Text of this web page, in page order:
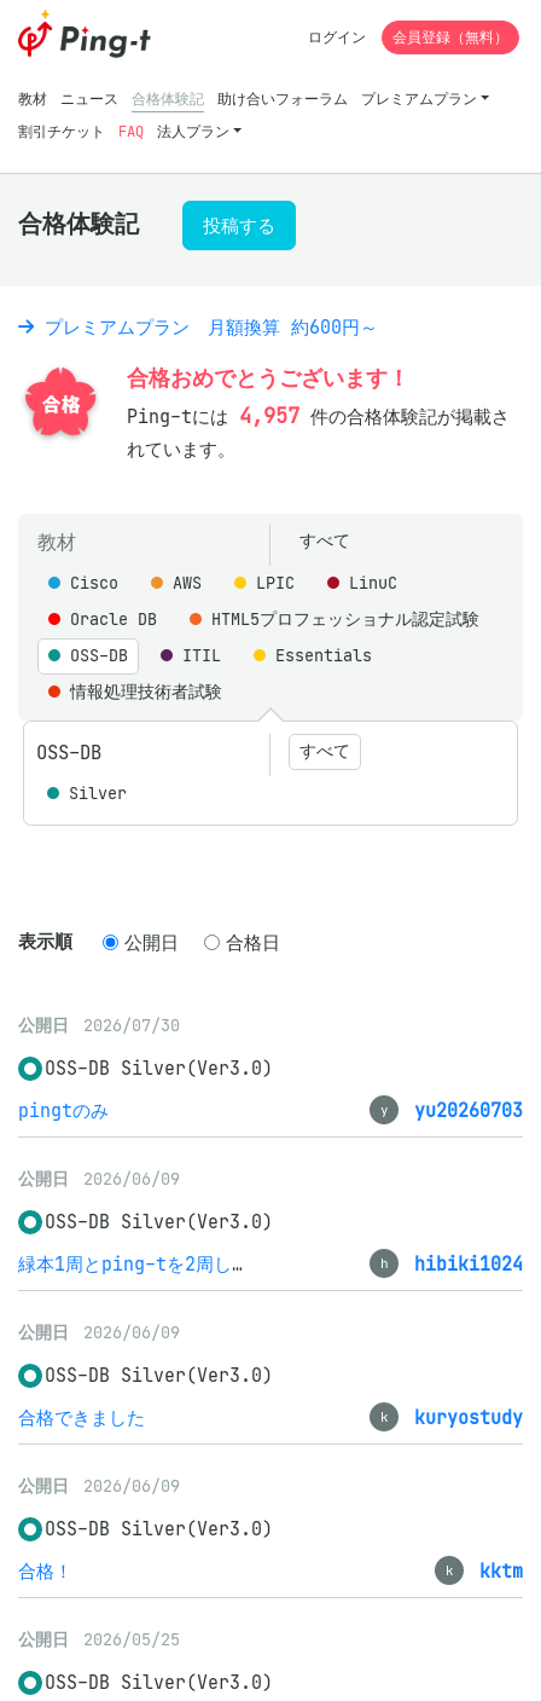
教材 ニュース 合格体験記 助け合いフォーラム
プレミアムプラン
割引チケット
FAQ 法人プラン
ログイン 会員登録（無料）
合格体験記 投稿する
プレミアムプラン 月額換算 約600円～
合格おめでとうございます！
Ping-tには 4,957 件の合格体験記が掲載さ
れています。
教材 すべて
Cisco AWS LPIC
LinuC
Oracle DB
HTML5プロフェッショナル認定試験
OSS-DB
ITIL
Essentials
情報処理技術者試験
OSS-DB すべて
Silver
表示順 公開日 合格日
公開日 2026/07/30
OSS-DB Silver(Ver3.0)
pingtのみ
y yu20260703
公開日 2026/06/09
OSS-DB Silver(Ver3.0)
緑本1周とping-tを2周したらいける
h hibiki1024
公開日 2026/06/09
OSS-DB Silver(Ver3.0)
合格できました
k kuryostudy
公開日 2026/06/09
OSS-DB Silver(Ver3.0)
合格！
k kktm
公開日 2026/05/25
OSS-DB Silver(Ver3.0)